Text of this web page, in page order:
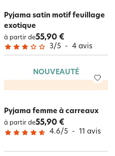
Pyjama satin motif feuillage
exotique
à partir de55,90 €
3/5 - 4 avis
NOUVEAUTÉ
Pyjama femme à carreaux
à partir de55,90 €
4.6/5 - 11 avis